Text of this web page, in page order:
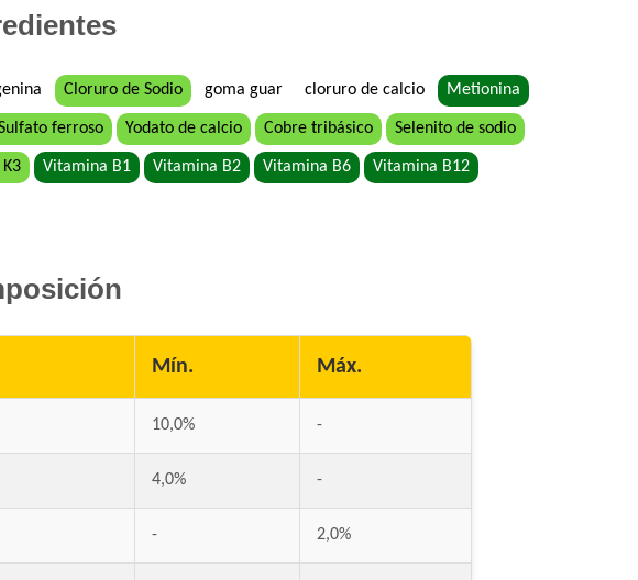
Cloruro de Sodio goma guar cloruro de calcio Metionina
ferroso Yodato de calcio Cobre tribásico Selenito de sodio
Vitamina B1 Vitamina B2 Vitamina B6 Vitamina B12
Mín. Máx.
10,0% -
4,0% -
- 2,0%